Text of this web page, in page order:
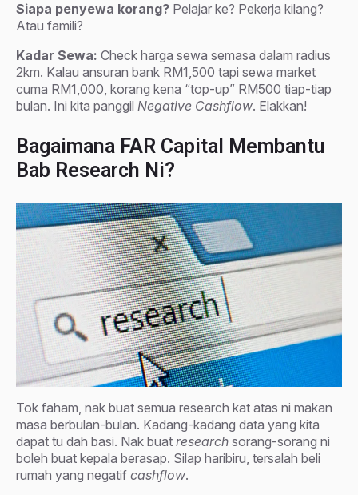
Siapa penyewa korang? Pelajar ke? Pekerja kilang?
Atau famili?
Kadar Sewa: Check harga sewa semasa dalam radius
2km. Kalau ansuran bank RM1,500 tapi sewa market
cuma RM1,000, korang kena “top-up” RM500 tiap-tiap
bulan. Ini kita panggil Negative Cashflow. Elakkan!
Bagaimana FAR Capital Membantu
Bab Research Ni?
Tok faham, nak buat semua research kat atas ni makan
masa berbulan-bulan. Kadang-kadang data yang kita
dapat tu dah basi. Nak buat research sorang-sorang ni
boleh buat kepala berasap. Silap haribiru, tersalah beli
rumah yang negatif cashflow.